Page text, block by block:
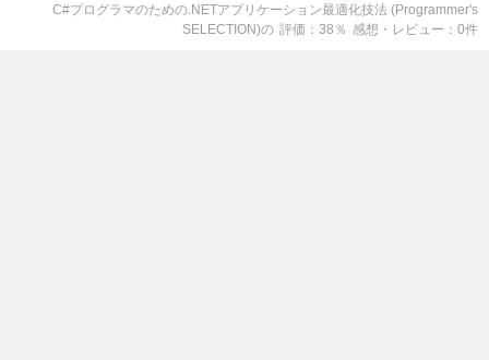
C#プログラマのための.NETアプリケーション最適化技法 (Programmer's
SELECTION)の 評価 38 ％ 感想・レビュー 0件